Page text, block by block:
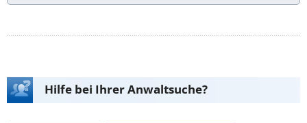
Hilfe bei Ihrer Anwaltsuche?